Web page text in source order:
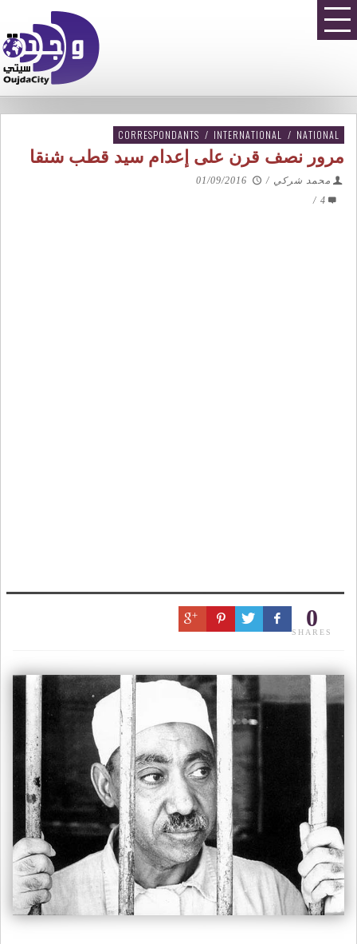
CORRESPONDANTS / INTERNATIONAL / NATIONAL
مرور نصف قرن على إعدام سيد قطب شنقا
محمد شركي /
01/09/2016
4
/
0
SHARES